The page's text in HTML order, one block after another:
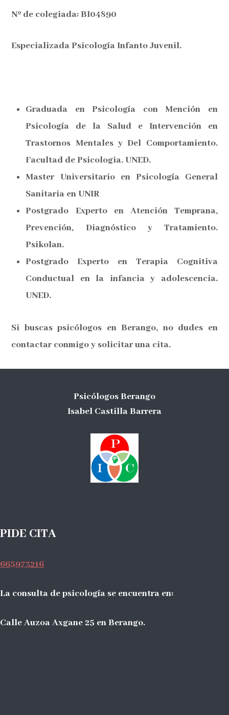
Nº de colegiada: BI04890
Especializada Psicología Infanto Juvenil.
Graduada en Psicología con Mención en
Psicología de la Salud e Intervención en
Trastornos Mentales y Del Comportamiento.
Facultad de Psicologia. UNED.
Master Universitario en Psicología General
Sanitaria en UNIR
Postgrado Experto en Atención Temprana,
Prevención, Diagnóstico y Tratamiento.
Psikolan.
Postgrado Experto en Terapia Cognitiva
Conductual en la infancia y adolescencia.
UNED.
Si buscas psicólogos en Berango, no dudes en
contactar conmigo y solicitar una cita.
Psicólogos Berango
Isabel Castilla Barrera
PIDE CITA
665973216
La consulta de psicología se encuentra en:
Calle Auzoa Axgane 25 en Berango.